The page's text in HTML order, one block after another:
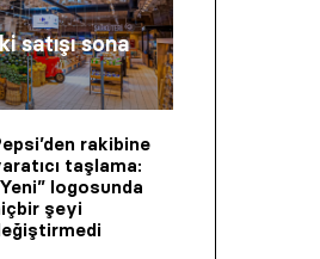
satışı sona
rakibine
taşlama:
logosunda
şeyi